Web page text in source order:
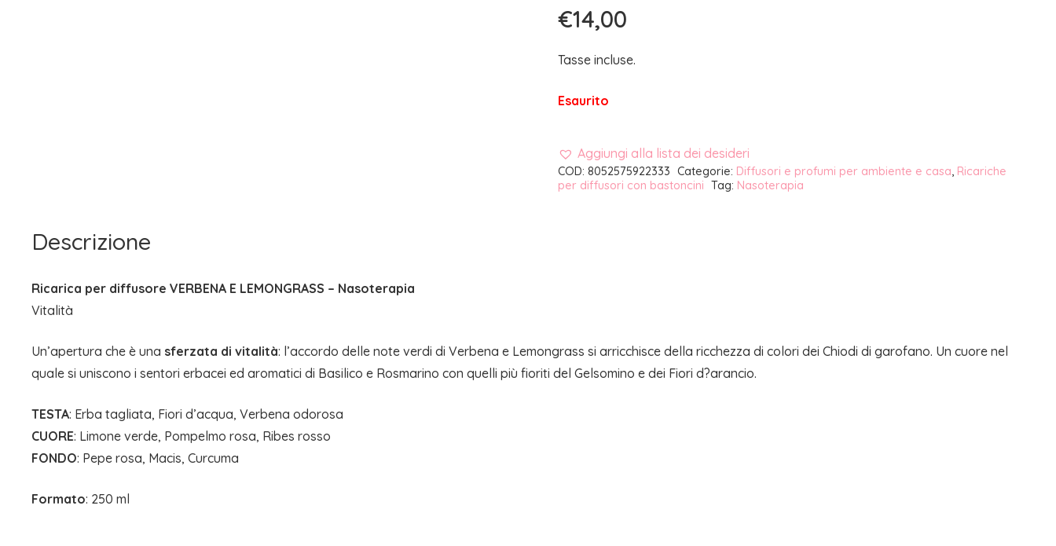
€14,00
Tasse incluse.
Esaurito
Aggiungi alla lista dei desideri
COD: 8052575922333 Categorie: Diffusori e profumi per ambiente e casa Ricariche
per diffusori con bastoncini Tag: Nasoterapia
Descrizione
Ricarica per diffusore VERBENA E LEMONGRASS – Nasoterapia
Vitalità
Un’apertura che è una sferzata di vitalità: l’accordo delle note verdi di Verbena e Lemongrass si arricchisce della ricchezza di colori dei Chiodi di garofano. Un cuore nel
quale si uniscono i sentori erbacei ed aromatici di Basilico e Rosmarino con quelli più fioriti del Gelsomino e dei Fiori d?arancio.
TESTA: Erba tagliata, Fiori d’acqua, Verbena odorosa
CUORE: Limone verde, Pompelmo rosa, Ribes rosso
FONDO: Pepe rosa, Macis, Curcuma
Formato: 250 ml